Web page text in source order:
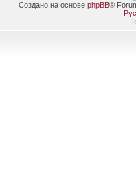
Создано на основе phpBB®
[